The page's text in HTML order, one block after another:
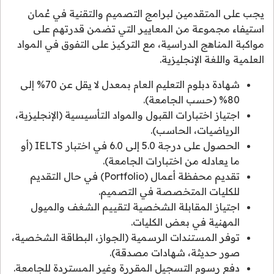
يجب على المتقدمين لبرامج التصميم والتقنية في عُمان
استيفاء مجموعة من المعايير التي تضمن قدرتهم على
مواكبة المناهج الدراسية، مع التركيز على التفوق في المواد
العلمية واللغة الإنجليزية.
شهادة دبلوم التعليم العام بمعدل لا يقل عن 70% إلى
80% (حسب الجامعة).
اجتياز اختبارات القبول والمواد التأسيسية (الإنجليزية،
الرياضيات، الحاسب).
الحصول على درجة 5.0 إلى 6.0 في اختبار IELTS (أو
ما يعادله من اختبارات الجامعة).
تقديم محفظة أعمال (Portfolio) في حال التقديم
للكليات المتخصصة في التصميم.
اجتياز المقابلة الشخصية لتقييم الشغف والميول
المهنية في بعض الكليات.
توفر المستندات الرسمية (الجواز، البطاقة الشخصية،
صور حديثة، شهادات مصدقة).
دفع رسوم التسجيل المقررة وغير المستردة للجامعة.